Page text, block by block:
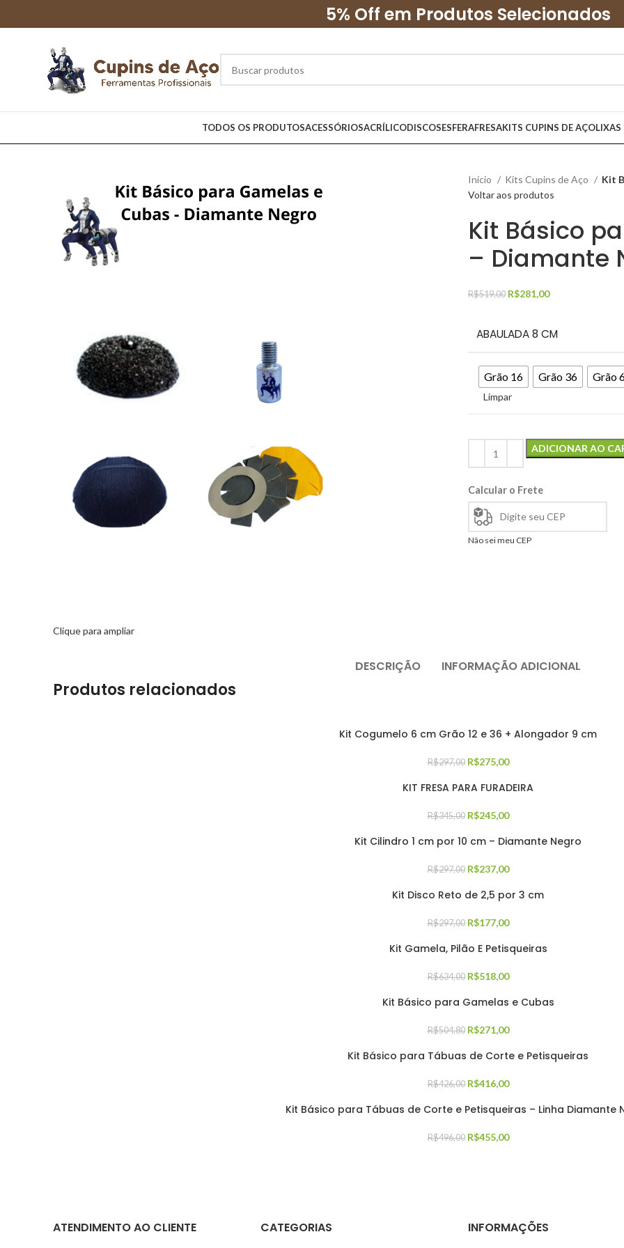
5% Off em Produtos Selecionados
TODOS OS PRODUTOSACESSÓRIOSACRÍLICODISCOSESFERAFRESAKITS CUPINS DE AÇOLIXAS
Clique para ampliar
Início Kits Cupins de Aço
Kit
Voltar aos produtos
Kit Básico
– Diamante
R$519,00 R$281,00
ABAULADA 8 CM
Grão 16 Grão 36 Grão
Limpar
ADICIONAR AO
Calcular o Frete
Não sei meu CEP
DESCRIÇÃO INFORMAÇÃO ADICIONAL
Produtos relacionados
Kit Cogumelo 6 cm Grão 12 e 36 + Alongador 9 cm
R$297,00 R$275,00
KIT FRESA PARA FURADEIRA
R$345,00 R$245,00
Kit Cilindro 1 cm por 10 cm – Diamante Negro
R$297,00 R$237,00
Kit Disco Reto de 2,5 por 3 cm
R$297,00 R$177,00
Kit Gamela, Pilão E Petisqueiras
R$634,00 R$518,00
Kit Básico para Gamelas e Cubas
R$504,80 R$271,00
Kit Básico para Tábuas de Corte e Petisqueiras
R$426,00 R$416,00
Kit Básico para Tábuas de Corte e Petisqueiras – Linha Diamante
R$496,00 R$455,00
ATENDIMENTO AO CLIENTE CATEGORIAS INFORMAÇÕES